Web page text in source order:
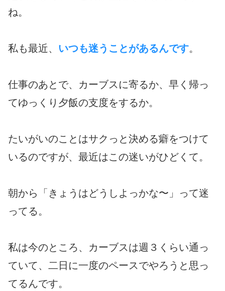
ね。
私も最近、 いつも迷うことがあるんです。
仕事のあとで、カーブスに寄るか、早く帰っ
てゆっくり夕飯の支度をするか。
たいがいのことはサクっと決める癖をつけて
いるのですが、最近はこの迷いがひどくて。
朝から「きょうはどうしよっかな〜」って迷
ってる。
私は今のところ、カーブスは週３くらい通っ
ていて、二日に一度のペースでやろうと思っ
てるんです。